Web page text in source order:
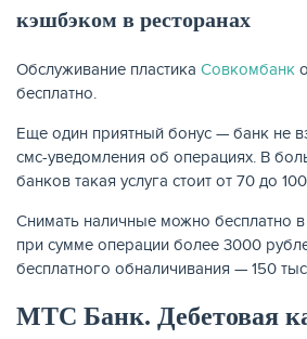
кэшбэком в ресторанах
Обслуживание пластика Совкомбанк
бесплатно.
Еще один приятный бонус — банк не
смс-уведомления об операциях. В
банков такая услуга стоит от 70 до
Снимать наличные можно бесплатно
при сумме операции более 3000
бесплатного обналичивания — 150
МТС Банк. Дебетовая